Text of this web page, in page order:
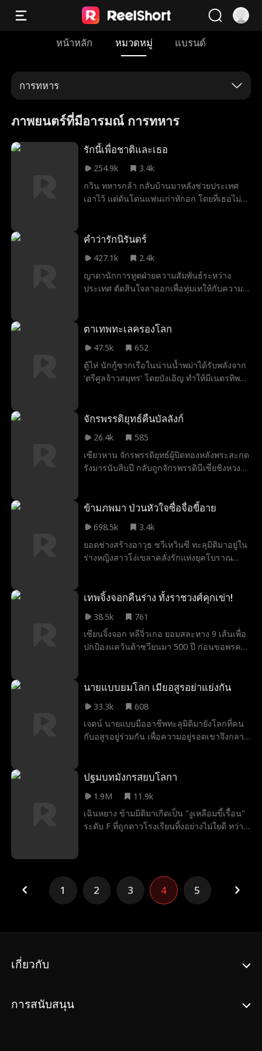
หน้าหลัก หมวดหมู่ แบรนด์
การทหาร
ภาพยนตร์ที่มีอารมณ์ การทหาร
รักนี้เพื่อชาติและเธอ
254.9k
3.4k
กวิน ทหารกล้า กลับบ้านมาหลังช่วยประเทศ
เอาไว้ แต่ดันโดนแฟนเก่าหักอก โดยที่เธอไม่รู้
คำว่ารักนิรันดร์
427.1k
2.4k
ญาดานักการทูตฝ่ายความสัมพันธ์ระหว่าง
ประเทศ ตัดสินใจลาออกเพื่อทุ่มเทให้กับความ
กลับมาสร้างความตื่นตาตื่นใจให้กับการเป็น
เธอรู้สึกผิดเมื่อคิดได้ก็พบว่าสายไปแล้ว เพ
ราะญาดาไม่สามารถให้อภัยเขาได้อีก นภา
ตัดสินใจแต่งงานกับอดิศรและใช้เรื่องที่พี่ชาย
อดิศรกับลูกชายของเธอ สุดท้ายเมื่อความจริง
อดิศรเข้าใจว่าเขาได้พลาดโอกาสกับญาดาไป
แล้ว จึงออกสู่สนามรบและเสียชีวิตในที่สุด โดย
มีจดหมายลาตายเผยว่าในชีวิตนี้ปรารถนาเพียง
เดินทางสู่ภารกิจใหม่อีกครั้ง
ตาเทพทะเลครองโลก
47.5k
652
ตู้ไห่ นักกู้ซากเรือในน่านน้ำพม่าได้รับพลังจาก
'ตรีศูลจ้าวสมุทร' โดยบังเอิญ ทำให้มีเนตรทิพย์
สร้างเครือข่ายธุรกิจ จนกลายเป็นจ้าวสมุทรผู้
จักรพรรดิยุทธ์คืนบัลลังก์
26.4k
585
เซียวหาน จักรพรรดิยุทธ์ผู้ปิดทองหลังพระสะกด
รังมารนับสิบปี กลับถูกจักรพรรดินีเซี่ยชิงหวง
นำหายนะมาสู่จักรวรรดิ ในยามที่บ้านเมืองใกล้
หานจึงยอมหวนคืนสมรภูมิ กอบกู้จักรวรรดิซูเช
วี่ยให้รอดพ้นจากกลียุค
ข้ามภพมา ป่วนหัวใจซื่อจื่อขี้อาย
698.5k
3.4k
ยอดช่างสร้างอาวุธ ชวีเหวินซี ทะลุมิติมาอยู่ใน
ร่างหญิงสาวโง่เขลาคลั่งรักแห่งยุคโบราณ
แล้วยังแต่งงานไม่ได้ จะต้องถูกจับเข้าคุก! ทว่า
จวนอ๋องจ้าว ทั้งหล่อเหลาและขี้อาย แค่เธอ
แหย่เล่นนิดหน่อยก็หน้าแดงหูแดงแล้ว ในเมื่อ
เป็นแบบนี้… งั้นแต่งกับเขาก็ได้! ทว่า จวนอ๋อง
เป็นไร! การทำศึกคือความถนัดของเธอ เธอ
กวาดล้างศัตรูทั่วสารทิศ จากนั้นก็เกลี้ยกล่อมให้
เขามีลูกกับเธอสักครอกหนึ่ง กลายเป็นคู่รักดั่ง
เทพเซียน เคียงคู่ชั่วกาล!
เทพจิ้งจอกคืนร่าง ทั้งราชวงศ์คุกเข่า!
38.5k
761
เซียนจิ้งจอก หลีจิ่วเกอ ยอมสละหาง 9 เส้นเพื่อ
ปกป้องแคว้นต้าซวียนมา 500 ปี ก่อนขอพรครั้ง
แม้ราชวงศ์จะนิ่งเฉยจนนางปวดใจ แต่นางยัง
นางจึงสำแดงเดชปราบกบฏและคนชั่ว พร้อม
หนุนหลังอ๋องเจิ้นหนาน กู้หลิงเฉิน ให้ขึ้นครอง
ราชย์ หลังกอบกู้แคว้นสำเร็จ นางก็เร้นกาย
นายแบบยมโลก เมียอสูรอย่าแย่งกัน
33.3k
608
เจตน์ นายแบบมืออาชีพทะลุมิติมายังโลกที่คน
กับอสูรอยู่ร่วมกัน เพื่อความอยู่รอดเขาจึงกลาย
ชะตาประเทศ ไม่คาดคิดว่าบอสในดันเจี้ยนดัน
ปฐมบทมังกรสยบโลกา
1.9M
11.9k
เฉินหยาง ข้ามมิติมาเกิดเป็น "งูเหลือมขี้เรื้อน"
ระดับ F ที่ถูกดาวโรงเรียนทิ้งอย่างไม่ใยดี ทว่า
บรรพกาลผู้สร้างโลก" เคียงข้างมนุษยชาติฝ่า
วิกฤตสัตว์โถมเมืองและศัตรูต่างมิติ
1 2 3 4 5
เกี่ยวกับ
การสนับสนุน